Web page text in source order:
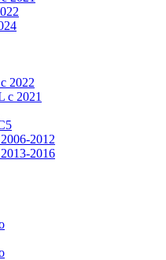
2022
с 2021
2012
2016